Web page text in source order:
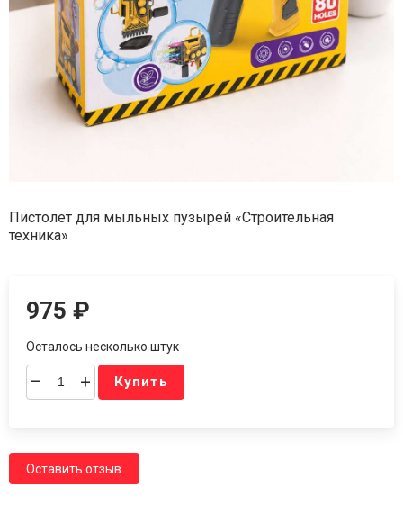
Пистолет для мыльных пузырей «Строительная
техника»
975₽
Осталось несколько штук
– + Купить
Оставить отзыв